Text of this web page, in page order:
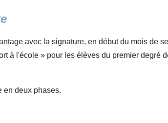
avec la signature, en début du mois de
à l'école » pour les élèves du premier degré
en deux phases.